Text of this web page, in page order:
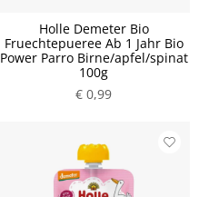
Holle Demeter Bio
Fruechtepueree Ab 1 Jahr Bio
Power Parro Birne/apfel/spinat
100g
€ 0,99